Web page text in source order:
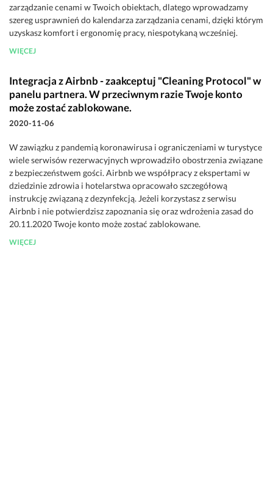
zarządzanie cenami w Twoich obiektach, dlatego wprowadzamy
szereg usprawnień do kalendarza zarządzania cenami, dzięki którym
uzyskasz komfort i ergonomię pracy, niespotykaną wcześniej.
WIĘCEJ
Integracja z Airbnb - zaakceptuj "Cleaning Protocol" w
panelu partnera. W przeciwnym razie Twoje konto
może zostać zablokowane.
2020-11-06
W zawiązku z pandemią koronawirusa i ograniczeniami w turystyce
wiele serwisów rezerwacyjnych wprowadziło obostrzenia związane
z bezpieczeństwem gości. Airbnb we współpracy z ekspertami w
dziedzinie zdrowia i hotelarstwa opracowało szczegółową
instrukcję związaną z dezynfekcją. Jeżeli korzystasz z serwisu
Airbnb i nie potwierdzisz zapoznania się oraz wdrożenia zasad do
20.11.2020 Twoje konto może zostać zablokowane.
WIĘCEJ